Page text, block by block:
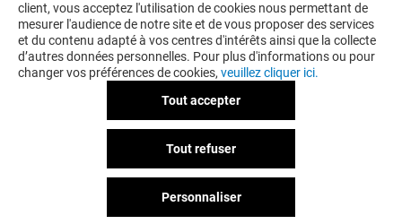
HISTOIRE D'OR
20€ EN BON D'ACHAT POUR
TOUT PERÇAGE*
Valable du 22/07/26 au 31/08/26
client, vous acceptez l'utilisation de cookies nous permettant de
mesurer l'audience de notre site et de vous proposer des services
et du contenu adapté à vos centres d'intérêts ainsi que la collecte
d’autres données personnelles. Pour plus d'informations ou pour
changer vos préférences de cookies, veuillez cliquer ici.
Tout accepter
Tout refuser
Personnaliser